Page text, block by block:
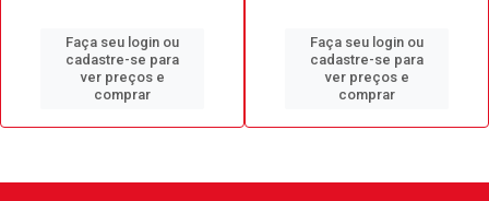
Faça seu login ou
cadastre-se para
ver preços e
comprar
Faça seu login ou
cadastre-se para
ver preços e
comprar